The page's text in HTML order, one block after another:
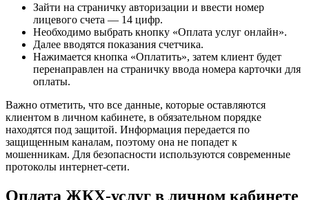
Зайти на страничку авторизации и ввести номер
лицевого счета — 14 цифр.
Необходимо выбрать кнопку «Оплата услуг онлайн».
Далее вводятся показания счетчика.
Нажимается кнопка «Оплатить», затем клиент будет
перенаправлен на страничку ввода номера карточки для
оплаты.
Важно отметить, что все данные, которые оставляются
клиентом в личном кабинете, в обязательном порядке
находятся под защитой. Информация передается по
защищенным каналам, поэтому она не попадет к
мошенникам. Для безопасности используются современные
протоколы интернет-сети.
Оплата ЖКХ-услуг в личном кабинете